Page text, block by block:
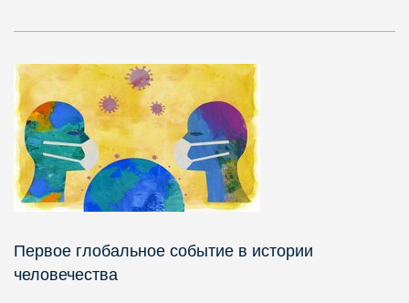
Первое глобальное событие в истории
человечества